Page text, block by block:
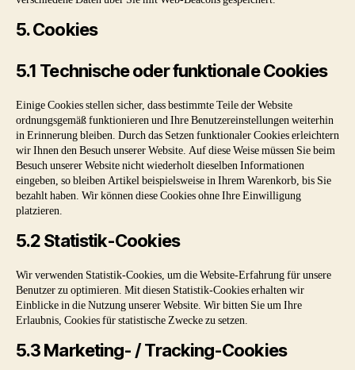
5. Cookies
5.1 Technische oder funktionale Cookies
Einige Cookies stellen sicher, dass bestimmte Teile der Website
ordnungsgemäß funktionieren und Ihre Benutzereinstellungen weiterhin
in Erinnerung bleiben. Durch das Setzen funktionaler Cookies erleichtern
wir Ihnen den Besuch unserer Website. Auf diese Weise müssen Sie beim
Besuch unserer Website nicht wiederholt dieselben Informationen
eingeben, so bleiben Artikel beispielsweise in Ihrem Warenkorb, bis Sie
bezahlt haben. Wir können diese Cookies ohne Ihre Einwilligung
platzieren.
5.2 Statistik-Cookies
Wir verwenden Statistik-Cookies, um die Website-Erfahrung für unsere
Benutzer zu optimieren. Mit diesen Statistik-Cookies erhalten wir
Einblicke in die Nutzung unserer Website. Wir bitten Sie um Ihre
Erlaubnis, Cookies für statistische Zwecke zu setzen.
5.3 Marketing- / Tracking-Cookies